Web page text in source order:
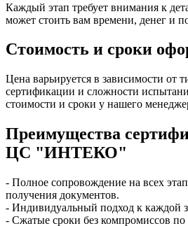
Каждый этап требует внимания к
может стоить вам времени, денег и
Стоимость и сроки
Цена варьируется в зависимости от
сертификации и сложности
стоимости и сроки у нашего
Преимущества
ЦС "ИНТЕКО"
- Полное сопровождение на всех
получения документов.
- Индивидуальный подход к каждой
- Сжатые сроки без компромиссов по